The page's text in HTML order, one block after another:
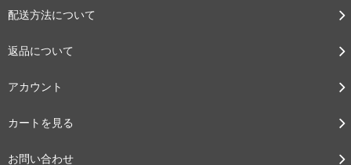
配送方法について
返品について
アカウント
カートを見る
お問い合わせ